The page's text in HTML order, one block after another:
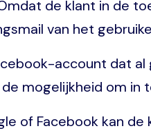
de klant in de
van het
account dat
mogelijkheid om
of Facebook kan